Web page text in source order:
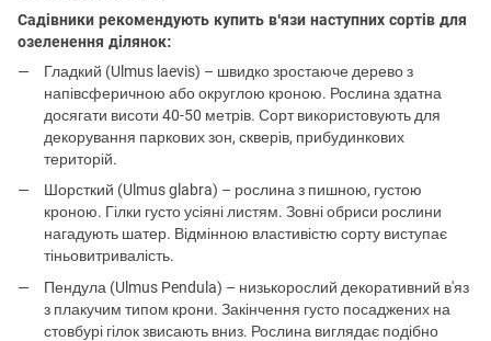
Садівники рекомендують купить в'язи наступних сортів для
озеленення ділянок:
Гладкий (Ulmus laevis) – швидко зростаюче дерево з
напівсферичною або округлою кроною. Рослина здатна
досягати висоти 40-50 метрів. Сорт використовують для
декорування паркових зон, скверів, прибудинкових
територій.
Шорсткий (Ulmus glabra) – рослина з пишною, густою
кроною. Гілки густо усіяні листям. Зовні обриси рослини
нагадують шатер. Відмінною властивістю сорту виступає
тіньовитривалість.
Пендула (Ulmus Pendula) – низькорослий декоративний в'яз
з плакучим типом крони. Закінчення густо посаджених на
стовбурі гілок звисають вниз. Рослина виглядає подібно